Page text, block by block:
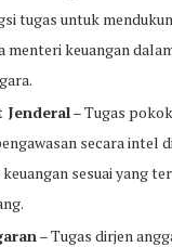
tugas untuk
menteri keuangan
Jenderal– Tugas
secara intel
sesuai yang
– Tugas dirjen